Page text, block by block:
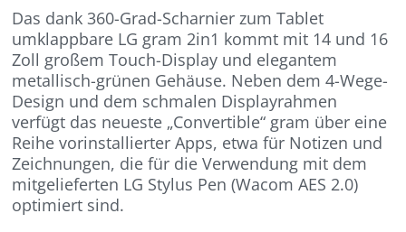
Das dank 360-Grad-Scharnier zum Tablet
umklappbare LG gram 2in1 kommt mit 14 und 16
Zoll großem Touch-Display und elegantem
metallisch-grünen Gehäuse. Neben dem 4-Wege-
Design und dem schmalen Displayrahmen
verfügt das neueste „Convertible“ gram über eine
Reihe vorinstallierter Apps, etwa für Notizen und
Zeichnungen, die für die Verwendung mit dem
mitgelieferten LG Stylus Pen (Wacom AES 2.0)
optimiert sind.